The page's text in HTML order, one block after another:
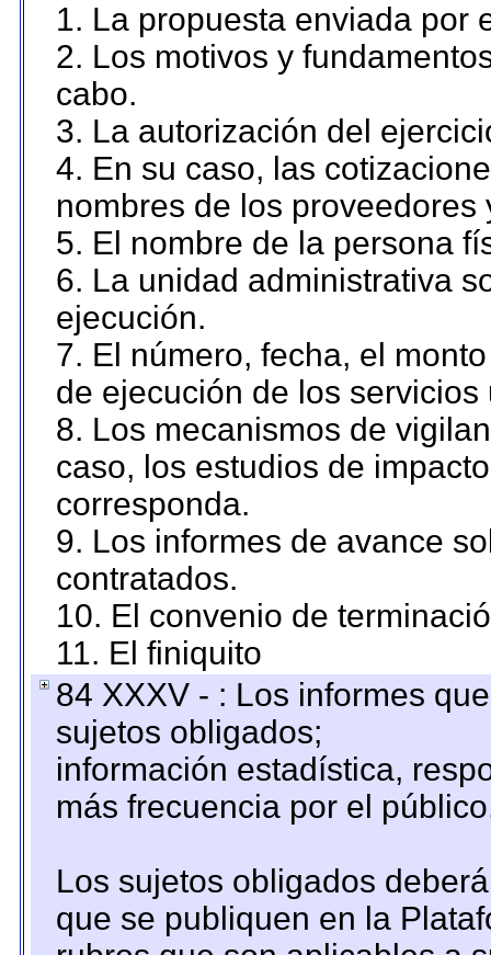
1. La propuesta enviada por
2. Los motivos y
cabo.
3. La autorización del
4. En su caso, las
nombres de los proveedores
5. El nombre de la persona
6. La unidad administrativa
ejecución.
7. El número, fecha, el
de ejecución de los servicios
8. Los mecanismos de
caso, los estudios de
corresponda.
9. Los informes de avance
contratados.
10. El convenio de
11. El finiquito
84 XXXV - : Los informes
sujetos obligados;
información estadística,
más frecuencia por el
Los sujetos obligados
que se publiquen en la